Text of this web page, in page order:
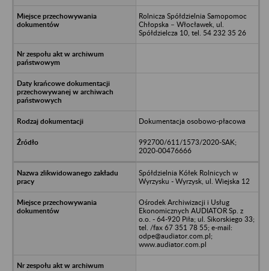
Rolnicza Spółdzielnia Samopomoc
Chłopska – Włocławek, ul.
Spółdzielcza 10, tel. 54 232 35 26
Dokumentacja osobowo-płacowa
992700/611/1573/2020-SAK;
2020-00476666
Spółdzielnia Kółek Rolnicych w
Wyrzysku - Wyrzysk, ul. Wiejska 12
Ośrodek Archiwizacji i Usług
Ekonomicznych AUDIATOR Sp. z
o.o. - 64-920 Piła; ul. Sikorskiego 33;
tel. /fax 67 351 78 55; e-mail:
odpe@audiator.com.pl;
www.audiator.com.pl